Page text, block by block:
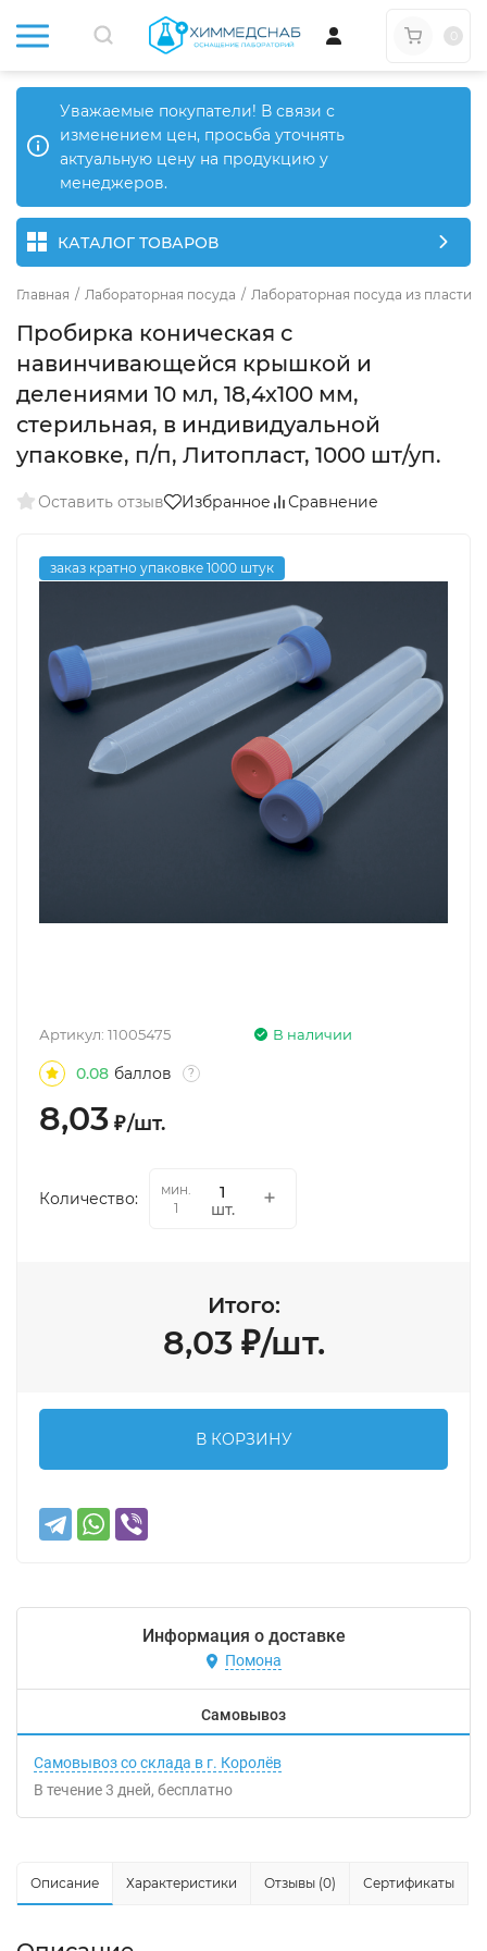
Уважаемые покупатели! В связи с
изменением цен, просьба уточнять
актуальную цену на продукцию у
менеджеров.
КАТАЛОГ ТОВАРОВ
Главная / Лабораторная посуда / Лабораторная посуда из пластика
Пробирка коническая с
навинчивающейся крышкой и
делениями 10 мл, 18,4х100 мм,
стерильная, в индивидуальной
упаковке, п/п, Литопласт, 1000 шт/уп.
Оставить отзыв Избранное Сравнение
заказ кратно упаковке 1000 штук
В наличии
Артикул: 11005475
0.08 баллов ?
8,03 ₽/шт.
Количество:
мин.
1
шт.
Итого:
8,03 ₽/шт.
В КОРЗИНУ
Информация о доставке
Помона
Самовывоз
Самовывоз со склада в г. Королёв
В течение3 дней Бесплатно
Описание Характеристики Отзывы (0) Сертификаты